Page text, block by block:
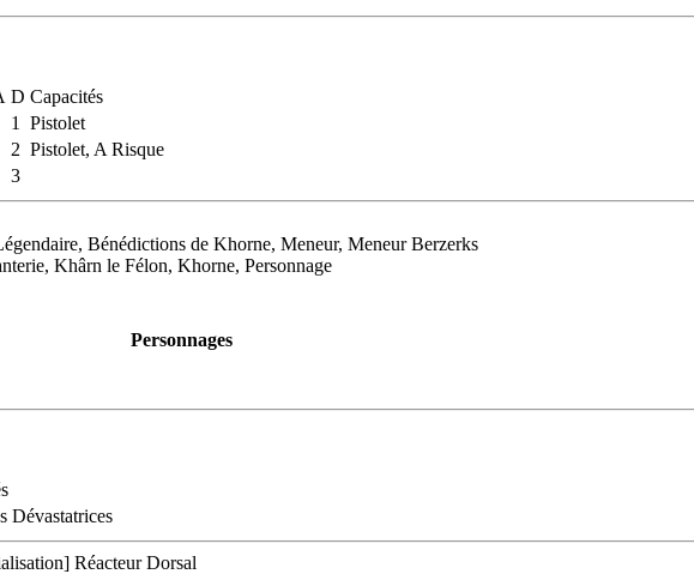
D Capacités
1
Pistolet
2 Pistolet, A Risque
3
Bénédictions de Khorne, Meneur, Meneur Berzerks
Khârn le Félon, Khorne, Personnage
Personnages
Dévastatrices
Réacteur Dorsal